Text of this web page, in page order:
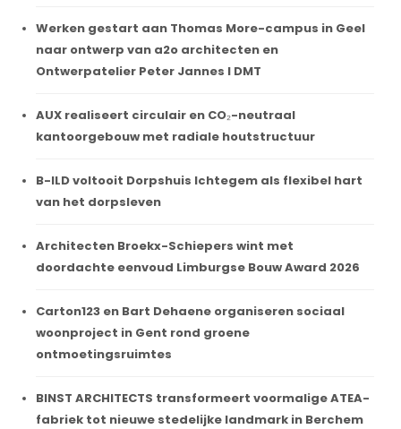
Werken gestart aan Thomas More-campus in Geel
naar ontwerp van a2o architecten en
Ontwerpatelier Peter Jannes I DMT
AUX realiseert circulair en CO₂-neutraal
kantoorgebouw met radiale houtstructuur
B-ILD voltooit Dorpshuis Ichtegem als flexibel hart
van het dorpsleven
Architecten Broekx-Schiepers wint met
doordachte eenvoud Limburgse Bouw Award 2026
Carton123 en Bart Dehaene organiseren sociaal
woonproject in Gent rond groene
ontmoetingsruimtes
BINST ARCHITECTS transformeert voormalige ATEA-
fabriek tot nieuwe stedelijke landmark in Berchem